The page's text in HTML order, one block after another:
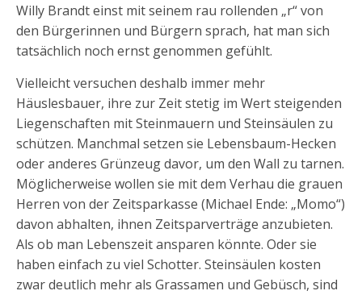
Willy Brandt einst mit seinem rau rollenden „r“ von
den Bürgerinnen und Bürgern sprach, hat man sich
tatsächlich noch ernst genommen gefühlt.
Vielleicht versuchen deshalb immer mehr
Häuslesbauer, ihre zur Zeit stetig im Wert steigenden
Liegenschaften mit Steinmauern und Steinsäulen zu
schützen. Manchmal setzen sie Lebensbaum-Hecken
oder anderes Grünzeug davor, um den Wall zu tarnen.
Möglicherweise wollen sie mit dem Verhau die grauen
Herren von der Zeitsparkasse (Michael Ende: „Momo“)
davon abhalten, ihnen Zeitsparverträge anzubieten.
Als ob man Lebenszeit ansparen könnte. Oder sie
haben einfach zu viel Schotter. Steinsäulen kosten
zwar deutlich mehr als Grassamen und Gebüsch, sind